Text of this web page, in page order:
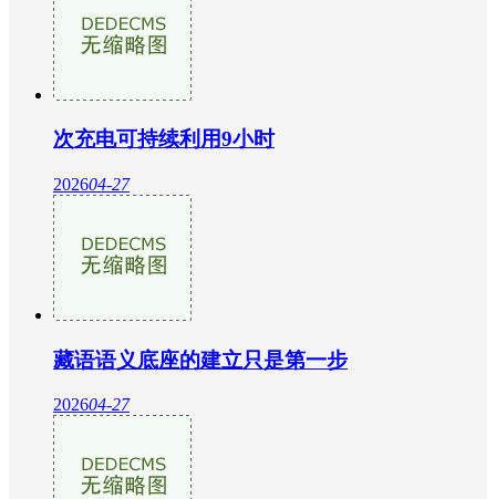
次充电可持续利用9小时
202604-27
藏语语义底座的建立只是第一步
202604-27